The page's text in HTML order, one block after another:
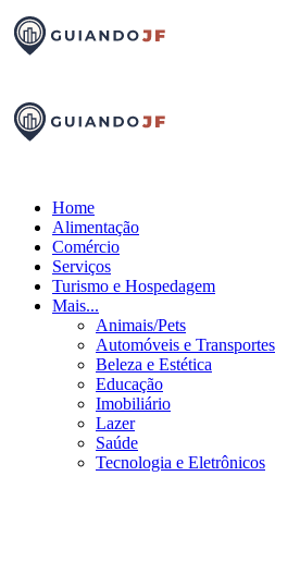
Home
Alimentação
Comércio
Serviços
Turismo e Hospedagem
Mais...
Animais/Pets
Automóveis e Transportes
Beleza e Estética
Educação
Imobiliário
Lazer
Saúde
Tecnologia e Eletrônicos